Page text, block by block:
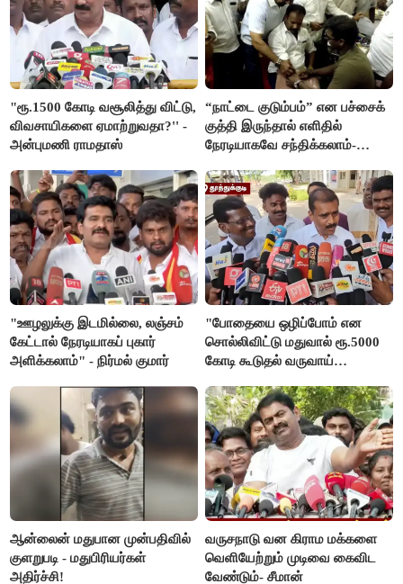
"ரூ.1500 கோடி வசூலித்து விட்டு,
விவசாயிகளை ஏமாற்றுவதா?'' -
அன்புமணி ராமதாஸ்
“நாட்டை குடும்பம்” என பச்சைக்
குத்தி இருந்தால் எளிதில்
நேரடியாகவே சந்திக்கலாம்-
"ஊழலுக்கு இடமில்லை, லஞ்சம்
கேட்டால் நேரடியாகப் புகார்
அளிக்கலாம்" - நிர்மல் குமார்
"போதையை ஒழிப்போம் என
சொல்லிவிட்டு மதுவால் ரூ.5000
கோடி கூடுதல் வருவாய்
மார்க்கண்டேயன்
ஆன்லைன் மதுபான முன்பதிவில்
குளறுபடி - மதுபிரியர்கள்
அதிர்ச்சி!
வருசநாடு வன கிராம மக்களை
வெளியேற்றும் முடிவை கைவிட
வேண்டும்- சீமான்